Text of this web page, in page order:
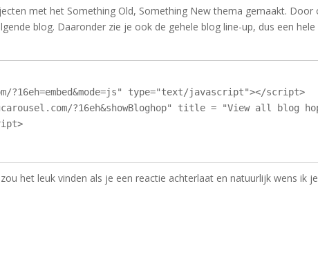
met het Something Old, Something New thema gemaakt. Door
blog. Daaronder zie je ook de gehele blog line-up, dus een hele
type="text/javascript"></script>
?16eh&showBloghop" title = "View all blog
het leuk vinden als je een reactie achterlaat en natuurlijk wens ik